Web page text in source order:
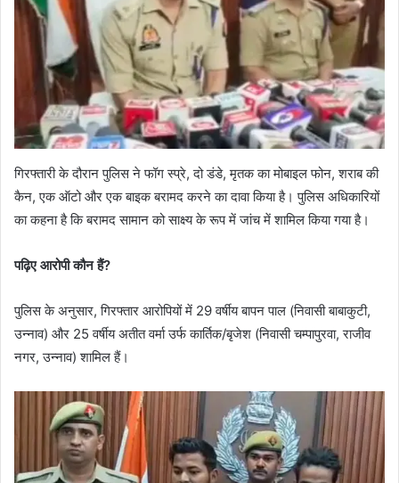
गिरफ्तारी के दौरान पुलिस ने फॉग स्प्रे, दो डंडे, मृतक का मोबाइल फोन, शराब की
कैन, एक ऑटो और एक बाइक बरामद करने का दावा किया है। पुलिस अधिकारियों
का कहना है कि बरामद सामान को साक्ष्य के रूप में जांच में शामिल किया गया है।
पढ़िए आरोपी कौन हैं?
पुलिस के अनुसार, गिरफ्तार आरोपियों में 29 वर्षीय बापन पाल (निवासी बाबाकुटी,
उन्नाव) और 25 वर्षीय अतीत वर्मा उर्फ कार्तिक/बृजेश (निवासी चम्पापुरवा, राजीव
नगर, उन्नाव) शामिल हैं।